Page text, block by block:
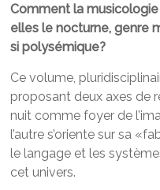
Comment la musicologie
elles le nocturne, genre
si polysémique?
Ce volume,
proposant deux axes de
nuit comme foyer de
l’autre s’oriente sur sa
le langage et les
cet univers.